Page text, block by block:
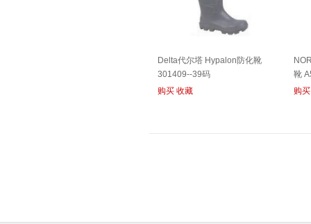
Delta代尔塔 Hypalon防化靴
301409--39码
购买 收藏
靴
购买